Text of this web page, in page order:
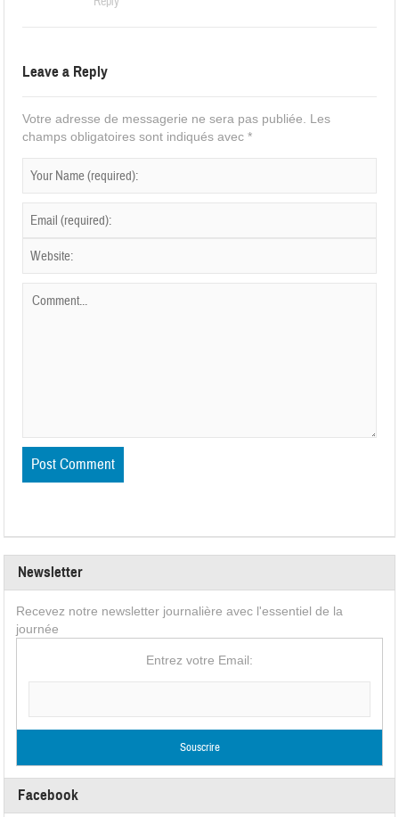
Leave a Reply
Votre adresse de messagerie ne sera pas publiée. Les
champs obligatoires sont indiqués avec*
Newsletter
Recevez notre newsletter journalière avec l'essentiel de la
journée
Entrez votre Email:
Facebook